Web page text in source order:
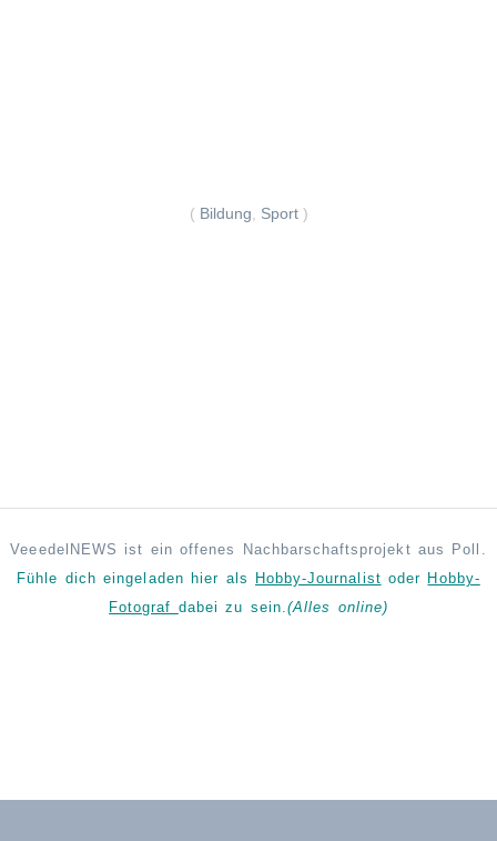
( Bildung Sport)
VeeedelNEWS ist ein offenes Nachbarschaftsprojekt aus Poll.
Fühle dich eingeladen hier als
Hobby-Journalist oder Hobby-
Fotograf dabei zu sein. (Alles online)